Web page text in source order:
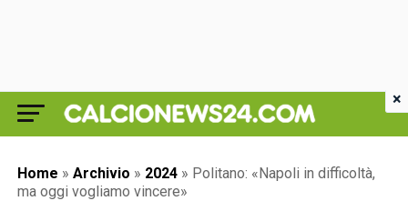
Home » Archivio » 2024 » Politano: «Napoli in difficoltà,
ma oggi vogliamo vincere»
×